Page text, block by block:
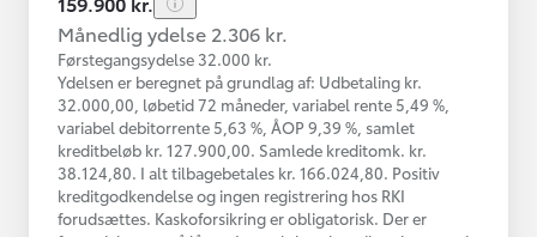
Månedlig ydelse 2.306 kr.
Førstegangsydelse 32.000 kr.
Ydelsen er beregnet på grundlag af: Udbetaling kr.
32.000,00, løbetid 72 måneder, variabel rente 5,49 %,
variabel debitorrente 5,63 %, ÅOP 9,39 %, samlet
kreditbeløb kr. 127.900,00. Samlede kreditomk. kr.
38.124,80. I alt tilbagebetales kr. 166.024,80. Positiv
kreditgodkendelse og ingen registrering hos RKI
forudsættes. Kaskoforsikring er obligatorisk. Der er